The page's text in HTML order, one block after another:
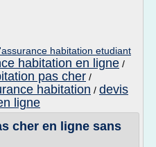
habitation etudiant
habitation en ligne /
pas cher /
habitation / devis
ligne
cher en ligne sans